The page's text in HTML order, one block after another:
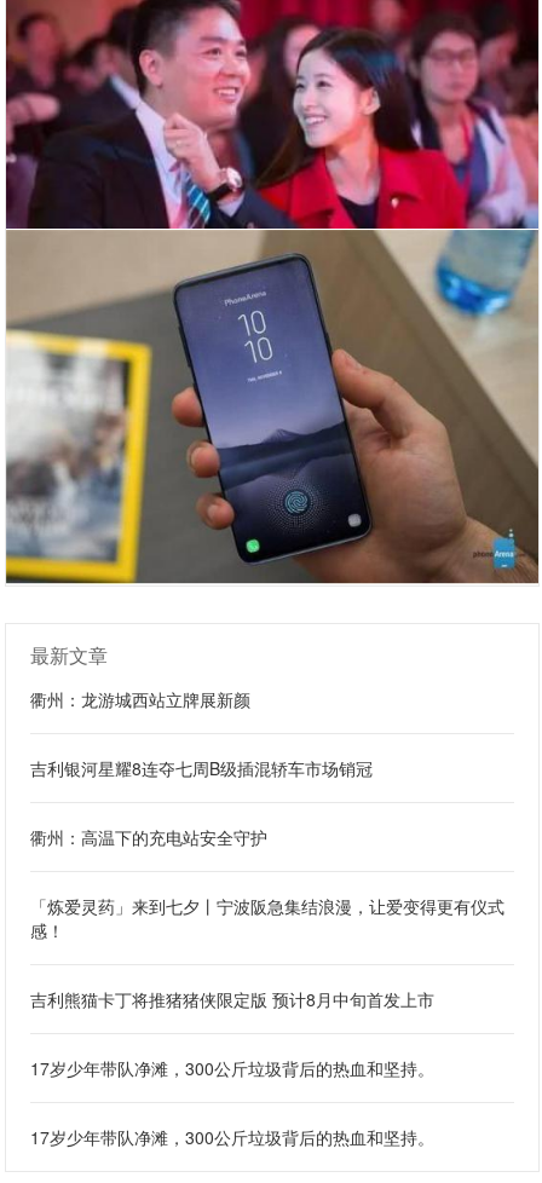
最新文章
衢州：龙游城西站立牌展新颜
吉利银河星耀8连夺七周B级插混轿车市场销冠
衢州：高温下的充电站安全守护
「炼爱灵药」来到七夕丨宁波阪急集结浪漫，让爱变得更有仪式
感！
吉利熊猫卡丁将推猪猪侠限定版 预计8月中旬首发上市
17岁少年带队净滩，300公斤垃圾背后的热血和坚持。
17岁少年带队净滩，300公斤垃圾背后的热血和坚持。